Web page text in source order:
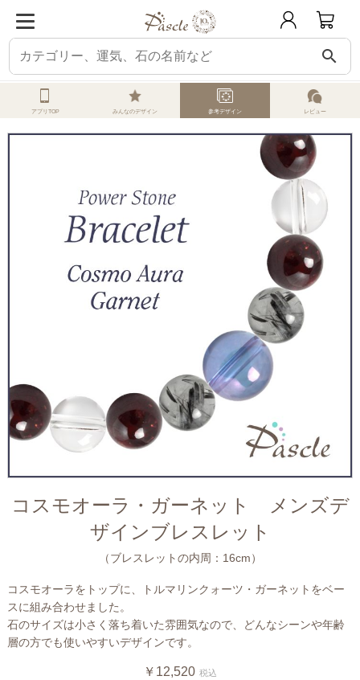
search
ホーム オーダーメイド 参考デザイン コスモオーラ コスモオーラ・ガ
アプリTOP みんなのデザイン 参考デザイン レビュー
コスモオーラ・ガーネット メンズデ
ザインブレスレット
（ブレスレットの内周：16cm）
コスモオーラをトップに、トルマリンクォーツ・ガーネットをベー
スに組み合わせました。
石のサイズは小さく落ち着いた雰囲気なので、どんなシーンや年齢
層の方でも使いやすいデザインです。
￥12,520 税込